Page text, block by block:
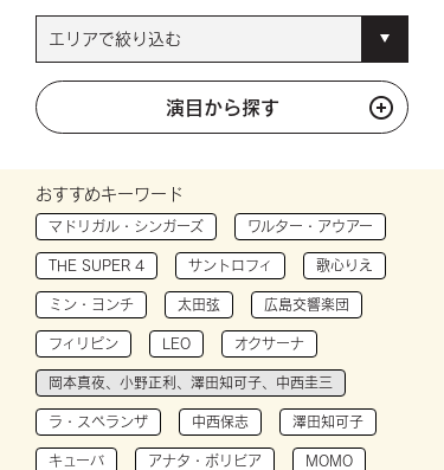
演目から探す
おすすめキーワード
マドリガル・シンガーズ ワルター・アウアー
THE SUPER 4 サントロフィ 歌心りえ
ミン・ヨンチ 太田弦 広島交響楽団
フィリピン LEO オクサーナ
岡本真夜、小野正利、澤田知可子、中西圭三
ラ・スペランザ 中西保志 澤田知可子
キューバ アナタ・ボリビア MOMO